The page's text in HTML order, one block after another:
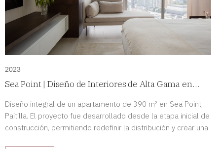
2023
Sea Point | Diseño de Interiores de Alta Gama en
Diseño integral de un apartamento de 390 m² en Sea Point,
Paitilla. El proyecto fue desarrollado desde la etapa inicial de
construcción, permitiendo redefinir la distribución y crear una